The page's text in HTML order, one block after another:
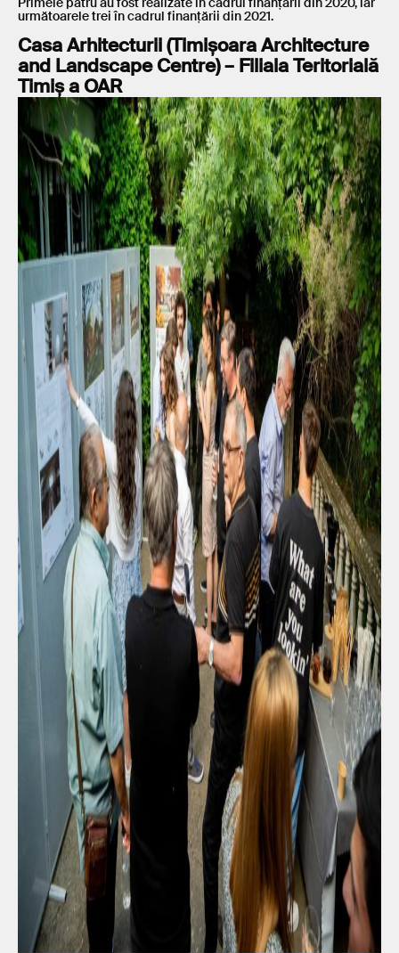
următoarele trei în cadrul finanțării din 2021.
Casa Arhitecturii (Timișoara Architecture
and Landscape Centre) – Filiala Teritorială
Timiș a OAR